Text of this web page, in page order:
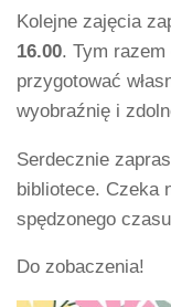
Kolejne zajęcia
16.00. Tym razem
przygotować
wyobraźnię i
Serdecznie
bibliotece. Czeka
spędzonego
Do zobaczenia!